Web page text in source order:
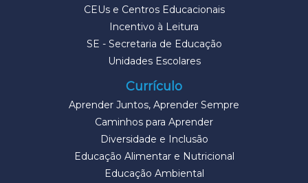
CEUs e Centros Educacionais
Incentivo à Leitura
SE - Secretaria de Educação
Unidades Escolares
Currículo
Aprender Juntos, Aprender Sempre
Caminhos para Aprender
Diversidade e Inclusão
Educação Alimentar e Nutricional
Educação Ambiental